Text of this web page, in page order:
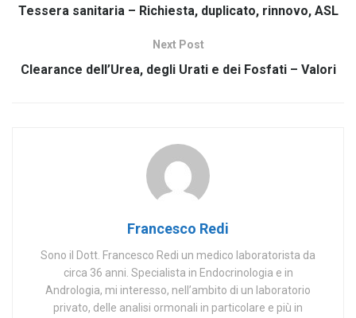
Tessera sanitaria – Richiesta, duplicato, rinnovo, ASL
Next Post
Clearance dell’Urea, degli Urati e dei Fosfati – Valori
Francesco Redi
Sono il Dott. Francesco Redi un medico laboratorista da
circa 36 anni. Specialista in Endocrinologia e in
Andrologia, mi interesso, nell’ambito di un laboratorio
privato, delle analisi ormonali in particolare e più in